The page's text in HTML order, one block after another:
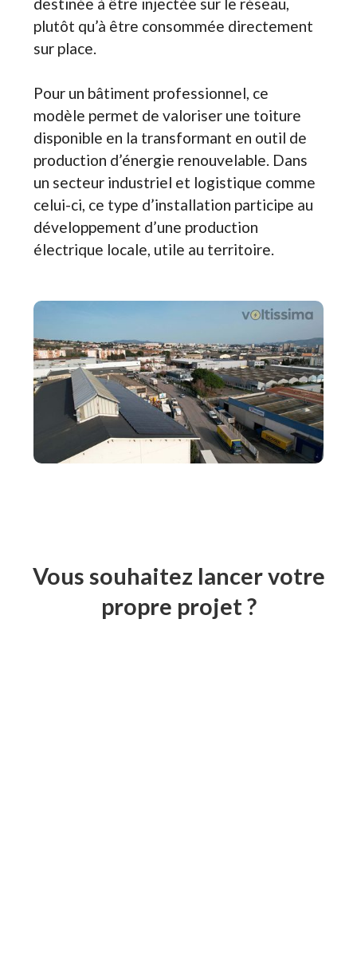
plutôt qu’à être consommée directement
sur place.
Pour un bâtiment professionnel, ce
modèle permet de valoriser une toiture
disponible en la transformant en outil de
production d’énergie renouvelable. Dans
un secteur industriel et logistique comme
celui-ci, ce type d’installation participe au
développement d’une production
électrique locale, utile au territoire.
Vous souhaitez lancer votre
propre projet ?